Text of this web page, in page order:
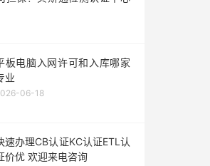
板电脑入网许可和入库哪家
业
06-18
速办理CB认证KC认证ETL认
价优 欢迎来电咨询